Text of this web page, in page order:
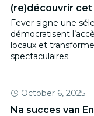
(re)découvrir cet
Fever signe une
démocratisent
locaux et
spectaculaires.
October 6, 2025
Na succes van